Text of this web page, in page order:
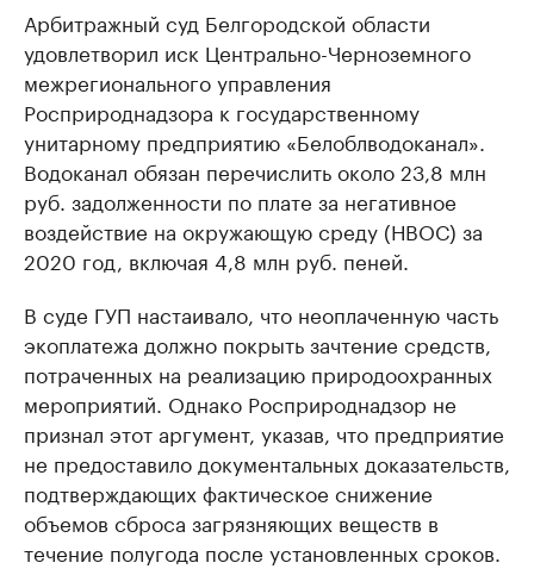
Арбитражный суд Белгородской области
удовлетворил иск Центрально-Черноземного
межрегионального управления
Росприроднадзора к государственному
унитарному предприятию «Белоблводоканал».
Водоканал обязан перечислить около 23,8 млн
руб. задолженности по плате за негативное
воздействие на окружающую среду (НВОС) за
2020 год, включая 4,8 млн руб. пеней.
В суде ГУП настаивало, что неоплаченную часть
экоплатежа должно покрыть зачтение средств,
потраченных на реализацию природоохранных
мероприятий. Однако Росприроднадзор не
признал этот аргумент, указав, что предприятие
не предоставило документальных доказательств,
подтверждающих фактическое снижение
объемов сброса загрязняющих веществ в
течение полугода после установленных сроков.